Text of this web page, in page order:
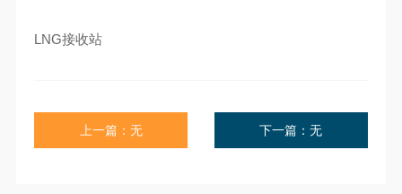
LNG接收站
上一篇：无 下一篇：无